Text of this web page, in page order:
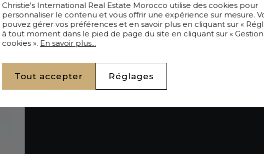
Christie's International Real Estate Morocco utilise des cookies pour
personnaliser le contenu et vous offrir une expérience sur mesure.
pouvez gérer vos préférences et en savoir plus en cliquant sur «
à tout moment dans le pied de page du site en cliquant sur «
cookies ». En savoir plus...
Tout accepter Réglages